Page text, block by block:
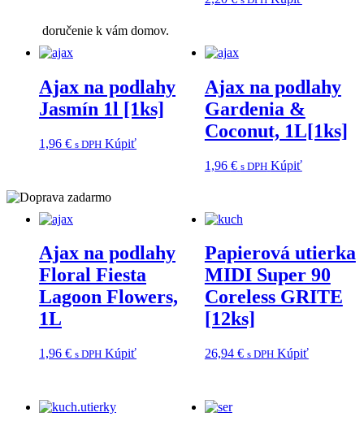
Ajax na podlahy
Jasmín 1l [1ks]
1,96 € s DPH Kúpiť
Ajax na podlahy
Gardenia &
Coconut, 1L[1ks]
1,96 € s DPH Kúpiť
Ajax na podlahy
Floral Fiesta
Lagoon Flowers,
1L
1,96 € s DPH Kúpiť
Papierová utierka
MIDI Super 90
Coreless GRITE
[12ks]
26,94 € s DPH Kúpiť
doručenie k vám domov.